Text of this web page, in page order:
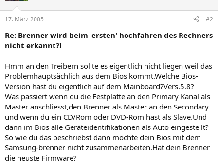
17. März 2005 #2
Re: Brenner wird beim 'ersten' hochfahren des Rechners
nicht erkannt?!
Hmm an den Treibern sollte es eigentlich nicht liegen weil das
Problemhauptsächlich aus dem Bios kommt.Welche Bios-
Version hast du eigentlich auf dem Mainboard?Vers.5.8?
Was passiert wenn du die Festplatte an den Primary Kanal als
Master anschliesst,den Brenner als Master an den Secondary
und wenn du ein CD/Rom oder DVD-Rom hast als Slave.Und
dann im Bios alle Geräteidentifikationen als Auto eingestellt?
So wie du das beschriebst dann möchte dein Bios mit dem
Samsung-brenner nicht zusammenarbeiten.Hat dein Brenner
die neuste Firmware?